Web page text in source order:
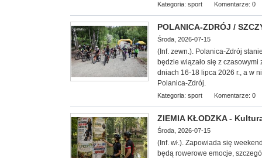
Kategoria: sport Komentarze: 0
POLANICA-ZDRÓJ /
Środa, 2026-07-15
(Inf. zewn.). Polanica-Zdrój
będzie wiązało się z
dniach 16-18 lipca 2026 r., a w
Polanica-Zdrój.
Kategoria: sport Komentarze: 0
ZIEMIA KŁODZKA -
Środa, 2026-07-15
(Inf. wł.). Zapowiada się
będą rowerowe emocje,